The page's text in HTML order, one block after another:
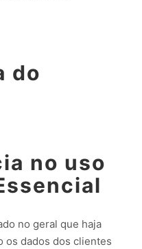
no uso
no geral que haja
os dados dos clientes